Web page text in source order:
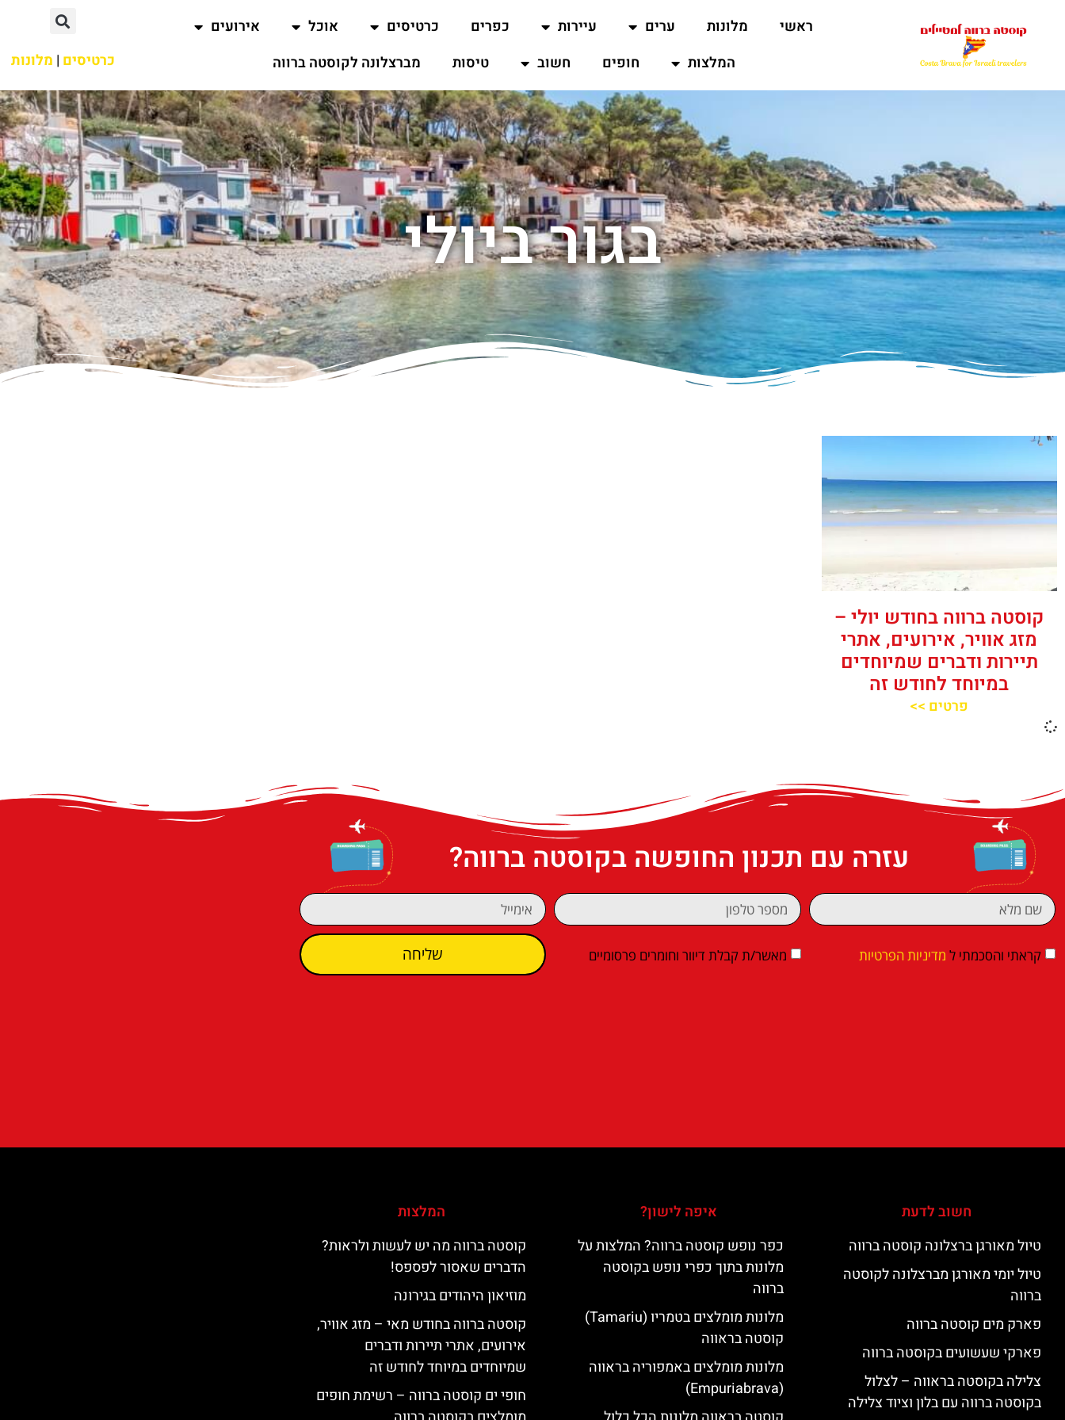
ראשי מלונות ערים עיירות כפרים כרטיסים אוכל
אירועים
המלצות
חופים חשוב טיסות מברצלונה לקוסטה ברווה כרטיסים | מלונות
בגור ביולי
קוסטה ברווה בחודש יולי –
מזג אוויר, אירועים, אתרי
תיירות ודברים שמיוחדים
במיוחד לחודש זה
פרטים >>
עזרה עם תכנון החופשה בקוסטה ברווה?
קראתי והסכמתי ל מדיניות הפרטיות מאשר/ת קבלת דיוור וחומרים פרסומיים שליחה
חשוב לדעת
טיול מאורגן ברצלונה קוסטה ברווה
טיול יומי מאורגן מברצלונה לקוסטה
ברווה
פארק מים קוסטה ברווה
פארקי שעשועים בקוסטה ברווה
צלילה בקוסטה בראווה – לצלול
בקוסטה ברווה עם בלון וציוד צלילה
איפה לישון?
כפר נופש קוסטה ברווה? המלצות על
מלונות בתוך כפרי נופש בקוסטה
ברווה
מלונות מומלצים בטמריו (Tamariu)
קוסטה בראווה
מלונות מומלצים באמפוריה בראווה
(Empuriabrava)
המלצות
קוסטה ברווה מה יש לעשות ולראות?
הדברים שאסור לפספס!
מוזיאון היהודים בגירונה
קוסטה ברווה בחודש מאי – מזג אוויר,
אירועים, אתרי תיירות ודברים
שמיוחדים במיוחד לחודש זה
חופי ים קוסטה ברווה – רשימת חופים